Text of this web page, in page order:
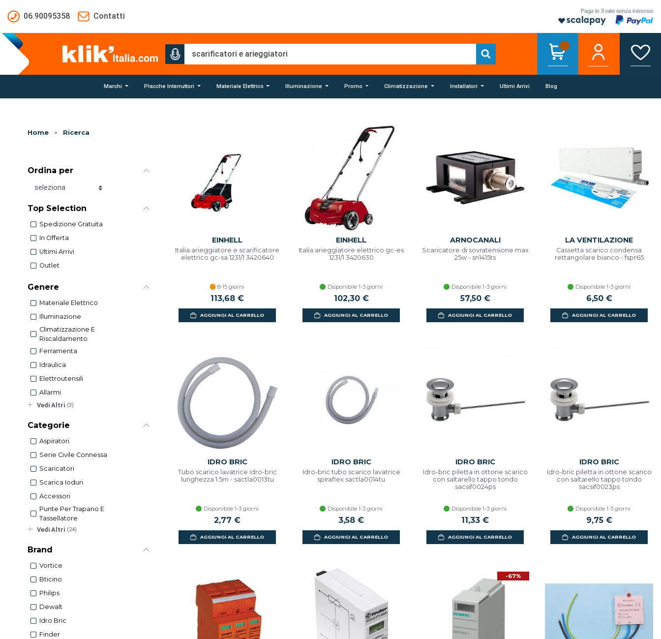
06.90095358
Contatti
Marchi Placche Interruttori Materiale Elettrico Illuminazione Promo Climatizzazione Installatori Ultimi Arrivi Blog
Home > Ricerca
Ordina per
Ordina per
Top Selection
Spedizione Gratuita
In Offerta
Ultimi Arrivi
Outlet
Genere
Materiale Elettrico
Illuminazione
Climatizzazione E
Riscaldamento
Ferramenta
Idraulica
Elettroutensili
Allarmi
Vedi Altri (3)
Categorie
Aspiratori
Serie Civile Connessa
Scaricatori
Scarica Ioduri
Accessori
Punte Per Trapano E
Tassellatore
Vedi Altri (24)
Brand
Vortice
Bticino
Philips
Dewalt
Idro Bric
Finder
EINHELL
Italia arieggiatore e scarificatore
elettrico gc-sa 1231/1 3420640
8-15 giorni
113,68 €
AGGIUNGI AL CARRELLO
EINHELL
Italia arieggiatore elettrico gc-es
1231/1 3420630
Disponibile 1-3 giorni
102,30 €
AGGIUNGI AL CARRELLO
ARNOCANALI
Scaricatore di sovratensione max
25w - sn1415ts
Disponibile 1-3 giorni
57,50 €
AGGIUNGI AL CARRELLO
LA VENTILAZIONE
Cassetta scarico condensa
rettangolare bianco - fspr65
Disponibile 1-3 giorni
6,50 €
AGGIUNGI AL CARRELLO
IDRO BRIC
Tubo scarico lavatrice idro-bric
lunghezza 1.5m - sactla0013tu
Disponibile 1-3 giorni
2,77 €
AGGIUNGI AL CARRELLO
IDRO BRIC
Idro-bric tubo scarico lavatrice
spiraflex sactla0014tu
Disponibile 1-3 giorni
3,58 €
AGGIUNGI AL CARRELLO
IDRO BRIC
Idro-bric piletta in ottone scarico
con saltarello tappo tondo
sacsif0024ps
Disponibile 1-3 giorni
11,33 €
AGGIUNGI AL CARRELLO
IDRO BRIC
Idro-bric piletta in ottone scarico
con saltarello tappo tondo
sacsif0023ps
Disponibile 1-3 giorni
9,75 €
AGGIUNGI AL CARRELLO
-67%